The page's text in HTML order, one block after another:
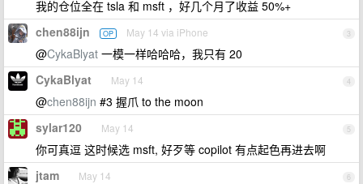
我的仓位全在 tsla 和 msft ，好几个月了收益 50%+
3
chen88ijn OP May 14 via iPhone
@CykaBlyat 一模一样哈哈哈，我只有 20
4
CykaBlyat May 14
@chen88ijn #3 握爪 to the moon
5
sylar120 May 14
你可真逗 这时候选 msft, 好歹等 copilot 有点起色再进去啊
6
jtam May 14